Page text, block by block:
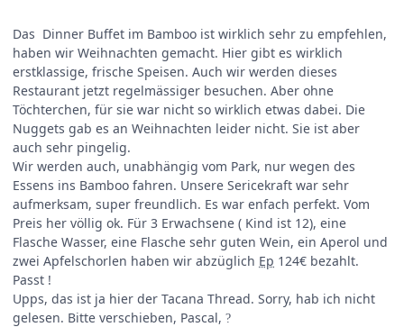
Das Dinner Buffet im Bamboo ist wirklich sehr zu empfehlen,
haben wir Weihnachten gemacht. Hier gibt es wirklich
erstklassige, frische Speisen. Auch wir werden dieses
Restaurant jetzt regelmässiger besuchen. Aber ohne
Töchterchen, für sie war nicht so wirklich etwas dabei. Die
Nuggets gab es an Weihnachten leider nicht. Sie ist aber
auch sehr pingelig.
Wir werden auch, unabhängig vom Park, nur wegen des
Essens ins Bamboo fahren. Unsere Sericekraft war sehr
aufmerksam, super freundlich. Es war enfach perfekt. Vom
Preis her völlig ok. Für 3 Erwachsene ( Kind ist 12), eine
Flasche Wasser, eine Flasche sehr guten Wein, ein Aperol und
zwei Apfelschorlen haben wir abzüglich Ep 124€ bezahlt.
Passt !
Upps, das ist ja hier der Tacana Thread. Sorry, hab ich nicht
gelesen. Bitte verschieben, Pascal, ?